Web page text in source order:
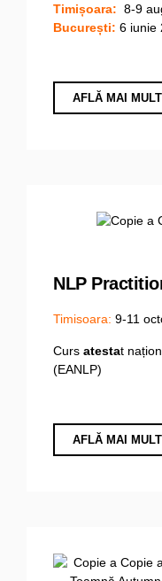
Timișoara: 8-9
București: 6 iunie
AFLĂ MAI
NLP
Timisoara: 9-11
Curs atestat
(EANLP)
AFLĂ MAI